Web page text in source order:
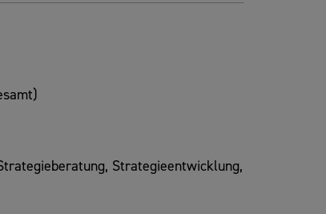
Strategieentwicklung,